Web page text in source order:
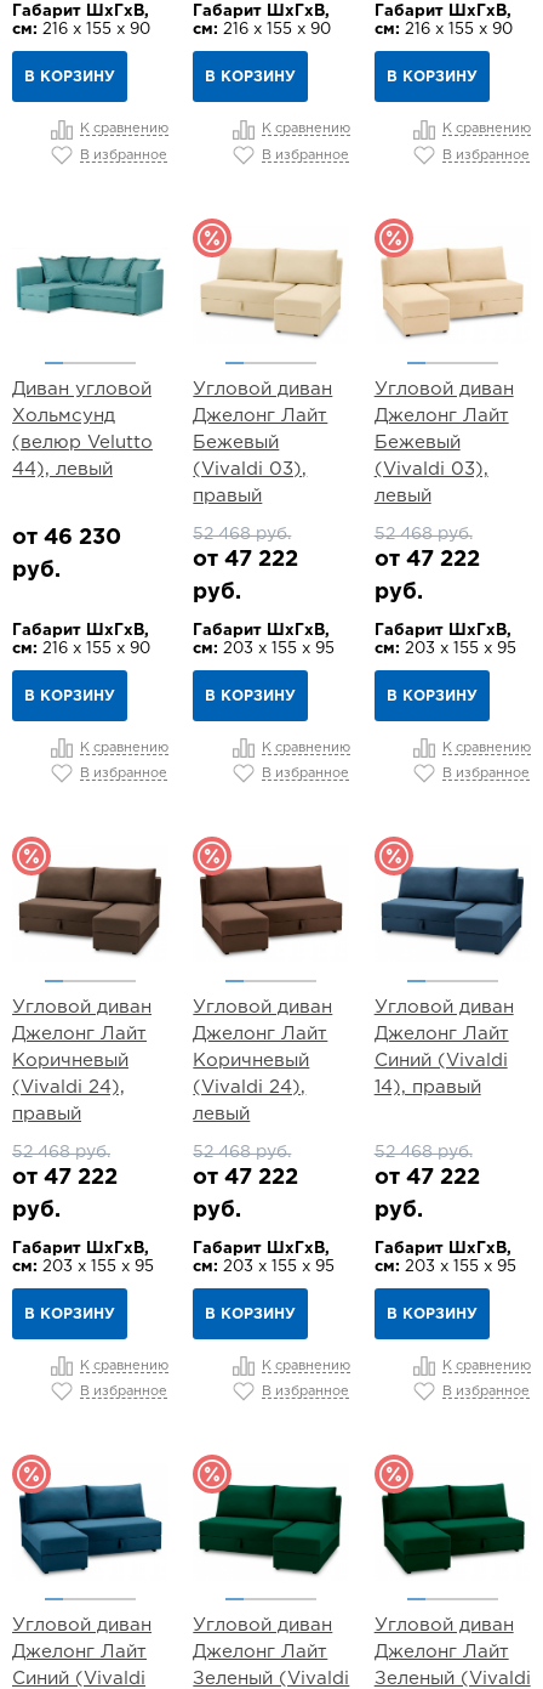
Габарит ШхГхВ,
см: 216 х 155 х 90
В КОРЗИНУ
К сравнению
В избранное
Габарит ШхГхВ,
см: 216 х 155 х 90
В КОРЗИНУ
К сравнению
В избранное
Габарит ШхГхВ,
см: 216 х 155 х 90
В КОРЗИНУ
К сравнению
В избранное
Диван угловой
Хольмсунд
(велюр Velutto
44), левый
от 46 230
руб.
Габарит ШхГхВ,
см: 216 х 155 х 90
В КОРЗИНУ
К сравнению
В избранное
Угловой диван
Джелонг Лайт
Бежевый
(Vivaldi 03),
правый
52 468 руб.
от 47 222
руб.
Габарит ШхГхВ,
см: 203 х 155 х 95
В КОРЗИНУ
К сравнению
В избранное
Угловой диван
Джелонг Лайт
Бежевый
(Vivaldi 03),
левый
52 468 руб.
от 47 222
руб.
Габарит ШхГхВ,
см: 203 х 155 х 95
В КОРЗИНУ
К сравнению
В избранное
Угловой диван
Джелонг Лайт
Коричневый
(Vivaldi 24),
правый
52 468 руб.
от 47 222
руб.
Габарит ШхГхВ,
см: 203 х 155 х 95
В КОРЗИНУ
К сравнению
В избранное
Угловой диван
Джелонг Лайт
Коричневый
(Vivaldi 24),
левый
52 468 руб.
от 47 222
руб.
Габарит ШхГхВ,
см: 203 х 155 х 95
В КОРЗИНУ
К сравнению
В избранное
Угловой диван
Джелонг Лайт
Синий (Vivaldi
14), правый
52 468 руб.
от 47 222
руб.
Габарит ШхГхВ,
см: 203 х 155 х 95
В КОРЗИНУ
К сравнению
В избранное
Угловой диван
Джелонг Лайт
Синий (Vivaldi
Угловой диван
Джелонг Лайт
Зеленый (Vivaldi
Угловой диван
Джелонг Лайт
Зеленый (Vivaldi